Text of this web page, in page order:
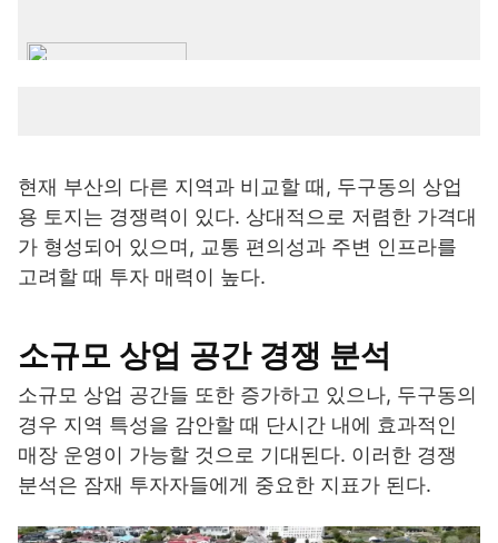
현재 부산의 다른 지역과 비교할 때, 두구동의 상업
용 토지는 경쟁력이 있다. 상대적으로 저렴한 가격대
가 형성되어 있으며, 교통 편의성과 주변 인프라를
고려할 때 투자 매력이 높다.
소규모 상업 공간 경쟁 분석
소규모 상업 공간들 또한 증가하고 있으나, 두구동의
경우 지역 특성을 감안할 때 단시간 내에 효과적인
매장 운영이 가능할 것으로 기대된다. 이러한 경쟁
분석은 잠재 투자자들에게 중요한 지표가 된다.